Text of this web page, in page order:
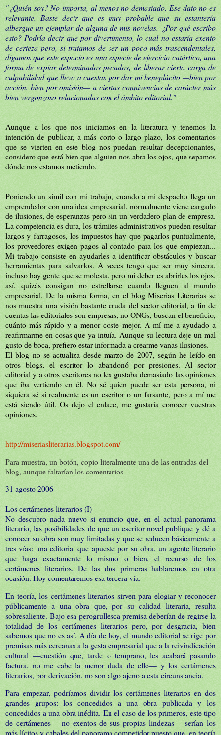
"¿Quién soy? No importa, al menos no demasiado. Ese dato no es
relevante. Baste decir que es muy probable que su estantería
albergue un ejemplar de alguna de mis novelas. ¿Por qué escribo
esto? Podría decir que por divertimento, lo cual no estaría exento
de certeza pero, si tratamos de ser un poco más trascendentales,
digamos que este espacio es una especie de ejercicio catártico, una
forma de expiar determinados pecados, de liberar cierta carga de
culpabilidad que llevo a cuestas por dar mi beneplácito —bien por
acción, bien por omisión— a ciertas connivencias de carácter más
bien vergonzoso relacionadas con el ámbito editorial."
Aunque a los que nos iniciamos en la literatura y tenemos la
intención de publicar, a más corto o largo plazo, los comentarios
que se vierten en este blog nos puedan resultar decepcionantes,
considero que está bien que alguien nos abra los ojos, que sepamos
dónde nos estamos metiendo.
Poniendo un simil con mi trabajo, cuando a mi despacho llega un
emprendedor con una idea empresarial, normalmente viene cargado
de ilusiones, de esperanzas pero sin un verdadero plan de empresa.
La competencia es dura, los trámites administrativos pueden resultar
largos y farragosos, los impuestos hay que pagarlos puntualmente,
los proveedores exigen pagos al contado para los que empiezan...
Mi trabajo consiste en ayudarles a identificar obstáculos y buscar
herramientas para salvarlos. A veces tengo que ser muy sincera,
incluso hay gente que se molesta, pero mi deber es abrirles los ojos,
así, quizás consigan no estrellarse cuando lleguen al mundo
empresarial. De la misma forma, en el blog Miserias Literarias se
nos muestra una visión bastante cruda del sector editorial, a fin de
cuentas las editoriales son empresas, no ONGs, buscan el beneficio,
cuánto más rápido y a menor coste mejor. A mí me a ayudado a
reafirmarme en cosas que ya intuía. Aunque su lectura deje un mal
gusto de boca, prefiero estar informada a crearme vanas ilusiones.
El blog no se actualiza desde marzo de 2007, según he leído en
otros blogs, el escritor lo abandonó por presiones. Al sector
editorial y a otros escritores no les gustaba demasiado las opiniones
que iba vertiendo en él. No sé quien puede ser esta persona, ni
siquiera sé si realmente es un escritor o un farsante, pero a mí me
está siendo útil. Os dejo el enlace, me gustaría conocer vuestras
opiniones.
http://miseriasliterarias.blogspot.com/
Para muestra, un botón, copio literalmente una de las entradas del
blog, aunque faltarían los comentarios
31 agosto 2006
Los certámenes literarios (I)
No descubro nada nuevo si enuncio que, en el actual panorama
literario, las posibilidades de que un escritor novel publique y dé a
conocer su obra son muy limitadas y que se reducen básicamente a
tres vías: una editorial que apueste por su obra, un agente literario
que haga exactamente lo mismo o bien, el recurso de los
certámenes literarios. De las dos primeras hablaremos en otra
ocasión. Hoy comentaremos esa tercera vía.
En teoría, los certámenes literarios sirven para elogiar y reconocer
públicamente a una obra que, por su calidad literaria, resulta
sobresaliente. Bajo esa perogrullesca premisa deberían de regirse la
totalidad de los certámenes literarios pero, por desgracia, bien
sabemos que no es así. A día de hoy, el mundo editorial se rige por
premisas más cercanas a la gesta empresarial que a la reivindicación
cultural —cuestión que, tarde o temprano, les acabará pasando
factura, no me cabe la menor duda de ello— y los certámenes
literarios, por derivación, no son algo ajeno a esta circunstancia.
Para empezar, podríamos dividir los certámenes literarios en dos
grandes grupos: los concedidos a una obra publicada y los
concedidos a una obra inédita. En el caso de los primeros, este tipo
de certámenes —no exentos de sus propias lindezas— serían los
más lícitos y cabales del panorama competidor puesto que, en teoría